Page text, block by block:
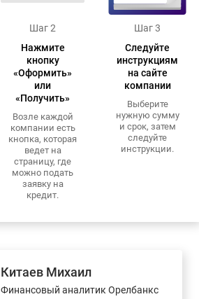
Шаг 2
Нажмите
кнопку
«Оформить»
или
«Получить»
Возле каждой
компании есть
кнопка, которая
ведет на
страницу, где
можно подать
заявку на
кредит.
Шаг 3
Следуйте
инструкциям
на сайте
компании
Выберите
нужную сумму
и срок, затем
следуйте
инструкции.
Китаев Михаил
Финансовый аналитик Орелбанкс